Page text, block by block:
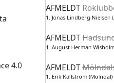
4.0
AFMELDT
1. Jonas Lindberg Nielsen
AFMELDT
1. August Herman
AFMELDT
1. Erik Källström (Mölndal)